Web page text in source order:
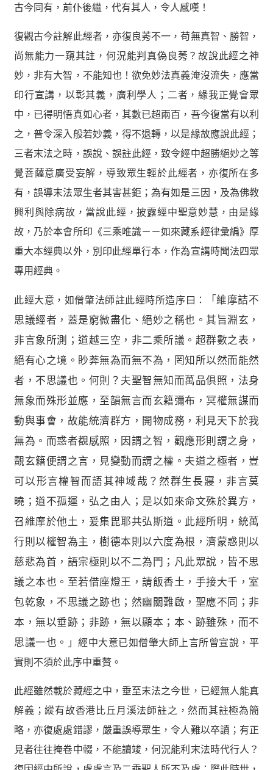
古今同有，前仆後繼，代有其人，令人感嘆！
復觀古今註解此經者，亦復良莠不一，苟無真智、勝智，
尚無能力一窺其註，何況能判真偽良莠？故說此經之神
妙，非有大智，不能知也！欲免妙法真義淹沒流失，應當
印行宣講，以彰其義，廣利學人；二者，緣我正覺會眾
中，已得明悟真如心者，其數已超兩百，吾今復當有以利
之，普令深入般若妙義，得不退轉，以是緣故應說此經；
三者末法之時，誤說、誤註此經，致令經中超勝絕妙之等
覺菩薩意廣受妄解，導致眾生輕於此經者，亦復所在多
有，誤導末法眾生者其害甚鉅；為有如是三因，及為佛教
興利與除病故，當說此經，披露經中聖意妙慧，由是緣
故，乃於本會所印《三乘唯識－－如來藏系經律彙編》厚
重大本經典以外，別印此經單行本，作為宣講時聞法四眾
專用經典。
此經大意，如僧肇法師註此經時所造序曰：
「維摩詰不
思議經者，蓋是窮微盡化、絕妙之稱也。其旨淵玄，
非言象所測；道越三空，非二乘所議。超群數之表，
絕有心之境。眇莾無為而無不為，罔知所以然而能然
者，不思議也。何則？夫聖智無知而萬品俱照，法身
無象而殊形並應，至韻無言而玄籍彌布，冥權無謀而
動與事會，故能統濟群方，開物成務，利見天下於我
無為。而惑者覩感照，因謂之智，觀應形則謂之身，
覿玄籍便謂之言，見變動而謂之權。夫道之極者，豈
可以形言權智而語其神域哉？然群生長寢，非言莫
曉；道不孤運，弘之由人；是以如來命文殊於異方，
召維摩於他土，爰集毘耶共弘斯道。此經所明，統萬
行則以權智為主，樹德本則以六度為根，濟蒙惑則以
慈悲為首，語宗極則以不二為門；凡此眾說，皆不思
議之本也。至若借座燈王，請飯香土，手接大千，室
包乾象，不思議之跡也；然幽關難啟，聖應不同；非
本，無以垂跡；非跡，無以顯本；本、跡雖殊，而不
思議一也。」經中大意已如僧肇大師上言所曾宣說，平
實則不須於此序中重贅。
此經雖然載於藏經之中，垂至末法之今世，已經無人能真
解義；縱有故香港比丘月溪法師註之，然而其註極為簡
略，亦復處處錯謬，嚴重誤導眾生，令人難以卒讀；有正
見者往往掩卷中輟，不能讀竣，何況能利末法時代行人？